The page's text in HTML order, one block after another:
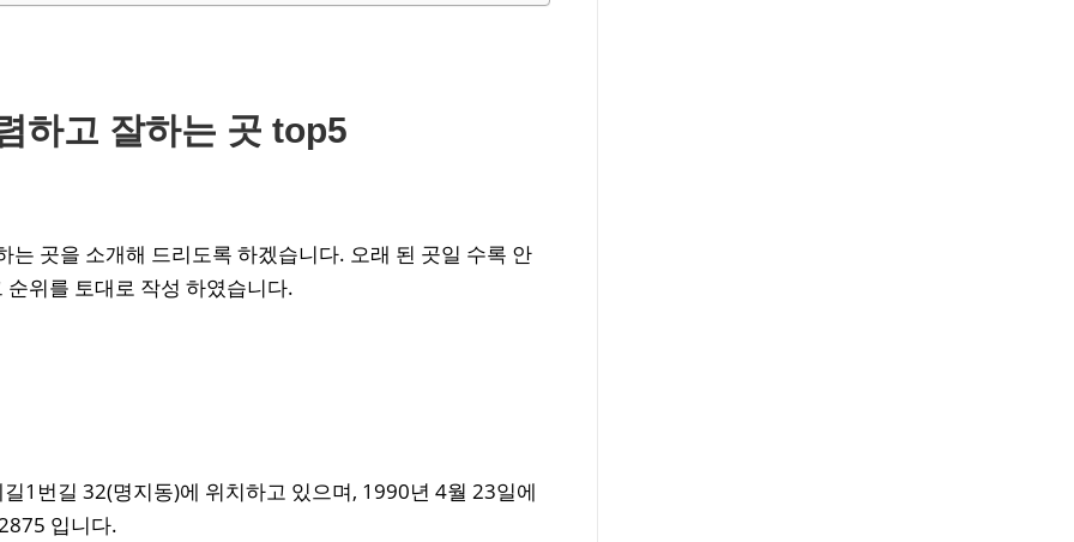
하고 잘하는 곳 top5
곳을 소개해 드리도록 하겠습니다. 오래 된 곳일 수록 안
위를 토대로 작성 하였습니다.
1번길 32(명지동)에 위치하고 있으며, 1990년 4월 23일에
입니다.